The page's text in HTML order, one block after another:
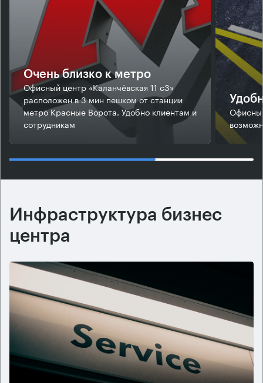
Очень близко к метро
Офисный центр «Каланчёвская 11 с3»
расположен в 3 мин пешком от станции
метро Красные Ворота. Удобно клиентам и
сотрудникам
Инфраструктура бизнес
центра